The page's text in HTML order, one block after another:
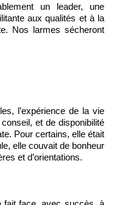
un leader, une
aux qualités et à la
Nos larmes sécheront
l’expérience de la vie
et de disponibilité
Pour certains, elle était
elle couvait de bonheur
et d’orientations.